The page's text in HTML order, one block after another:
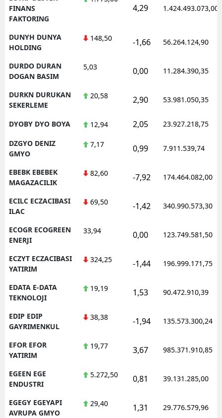
FINANS
FAKTORING
4,29 1.424.493.073,00
DUNYH DUNYA
HOLDING
148,50 -1,66 56.264.124,90
DURDO DURAN
DOGAN BASIM
5,03 0,00 11.284.390,35
DURKN DURUKAN
SEKERLEME
20,58 2,90 53.981.050,35
DYOBY DYO BOYA 12,94 2,05 23.927.218,75
DZGYO DENIZ
GMYO
7,17 0,99 7.911.539,74
EBEBK EBEBEK
MAGAZACILIK
82,60 -7,92 174.464.082,00
ECILC ECZACIBASI
ILAC
69,50 -1,42 340.990.573,30
ECOGR ECOGREEN
ENERJI
33,94 0,00 123.749.581,50
ECZYT ECZACIBASI
YATIRIM
324,25 -1,44 196.999.171,75
EDATA E-DATA
TEKNOLOJI
19,19 1,53 90.472.910,39
EDIP EDIP
GAYRIMENKUL
38,38 -1,94 135.573.300,24
EFOR EFOR
YATIRIM
19,77 3,67 985.371.910,85
EGEEN EGE
ENDUSTRI
5.272,50 0,81 39.131.285,00
EGEGY EGEYAPI
AVRUPA GMYO
29,40 1,31 29.776.579,96